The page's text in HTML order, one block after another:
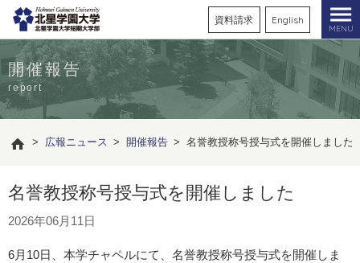
資料請求 English
MENU
開催報告
report
> 広報ニュース > 開催報告 > 名誉教授称号授与式を開催しました
名誉教授称号授与式を開催しました
2026年06月11日
6月10日、本学チャペルにて、名誉教授称号授与式を開催しま